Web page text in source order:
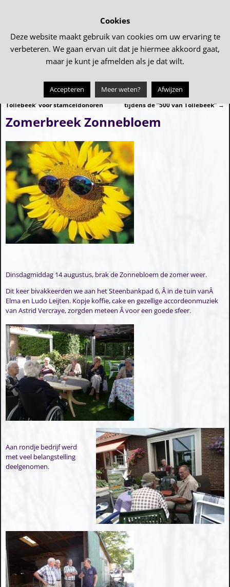
Bericht navigatie
Marijn & Tim fietsen de ‘500 van
Tollebeek’ voor stamceldonoren
Ruim â‚¬ 1800,- bijeen gebracht
tijdens de “500 van Tollebeek”→
Zomerbreek Zonnebloem
Dinsdagmiddag 14 augustus, brak de Zonnebloem de zomer weer.
Dit keer bivakkeerden we aan het Steenbankpad 6, Â in de tuin vanÂ
Elma en Ludo Leijten. Kopje koffie, cake en gezellige accordeonmuziek
van Astrid Vercraye, zorgden meteen Â voor een goede sfeer.
Aan rondje bedrijf werd
met veel belangstelling
deelgenomen.
Cookies
Deze website maakt gebruik van cookies om uw ervaring te
verbeteren. We gaan ervan uit dat je hiermee akkoord gaat,
maar je kunt je afmelden als je dat wilt.
Accepteren Meer weten? Afwijzen